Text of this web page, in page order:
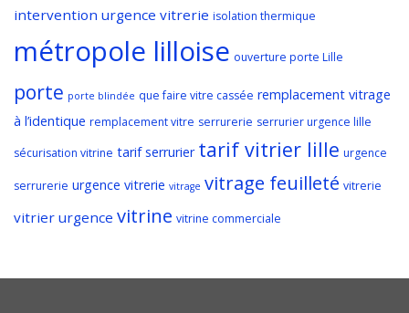
intervention urgence vitrerie isolation thermique
métropole lilloise ouverture porte Lille
porte porte blindée que faire vitre cassée remplacement vitrage
à l’identique remplacement vitre serrurerie serrurier urgence lille
sécurisation vitrine tarif serrurier tarif vitrier lille urgence
serrurerie urgence vitrerie vitrage vitrage feuilleté vitrerie
vitrier urgence vitrine vitrine commerciale